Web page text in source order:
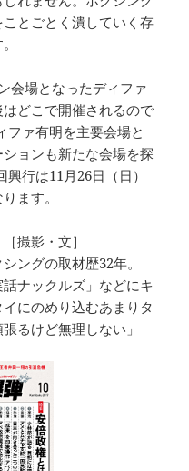
とごとく潰していく存
会場となったディファ
どこで開催されるので
ファ有明を主要会場と
ョンも新たな会場を探
行は11月26日（日）
ます。
撮影・文］
ングの取材歴32年。
話ナックルズ」などにキ
にのめり込むあまりタ
るけど無理しない」